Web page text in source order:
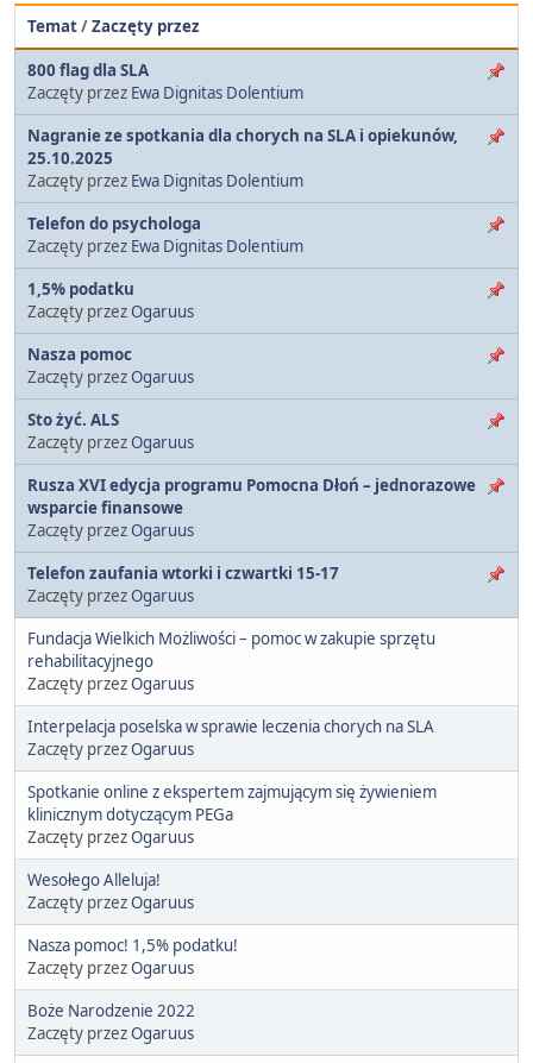
Temat/Zaczęty przez
800 flag dla SLA
Zaczęty przez Ewa Dignitas Dolentium
Nagranie ze spotkania dla chorych na SLA i opiekunów,
25.10.2025
Zaczęty przez Ewa Dignitas Dolentium
Telefon do psychologa
Zaczęty przez Ewa Dignitas Dolentium
1,5% podatku
Zaczęty przez Ogaruus
Nasza pomoc
Zaczęty przez Ogaruus
Sto żyć. ALS
Zaczęty przez Ogaruus
Rusza XVI edycja programu Pomocna Dłoń – jednorazowe
wsparcie finansowe
Zaczęty przez Ogaruus
Telefon zaufania wtorki i czwartki 15-17
Zaczęty przez Ogaruus
Fundacja Wielkich Możliwości – pomoc w zakupie sprzętu
rehabilitacyjnego
Zaczęty przezOgaruus
Interpelacja poselska w sprawie leczenia chorych na SLA
Zaczęty przezOgaruus
Spotkanie online z ekspertem zajmującym się żywieniem
klinicznym dotyczącym PEGa
Zaczęty przezOgaruus
Wesołego Alleluja!
Zaczęty przezOgaruus
Nasza pomoc! 1,5% podatku!
Zaczęty przezOgaruus
Boże Narodzenie 2022
Zaczęty przezOgaruus